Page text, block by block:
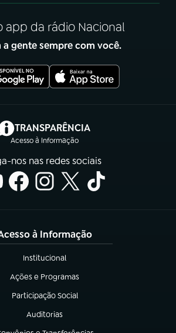
app da rádio Nacional
a gente sempre com você.
TRANSPARÊNCIA
Acesso à Informação
(abre em nova aba)
nos nas redes sociais
à Informação
Institucional
(abre em nova aba)
Ações e Programas
(abre em nova aba)
Participação Social
(abre em nova aba)
Auditorias
(abre em nova aba)